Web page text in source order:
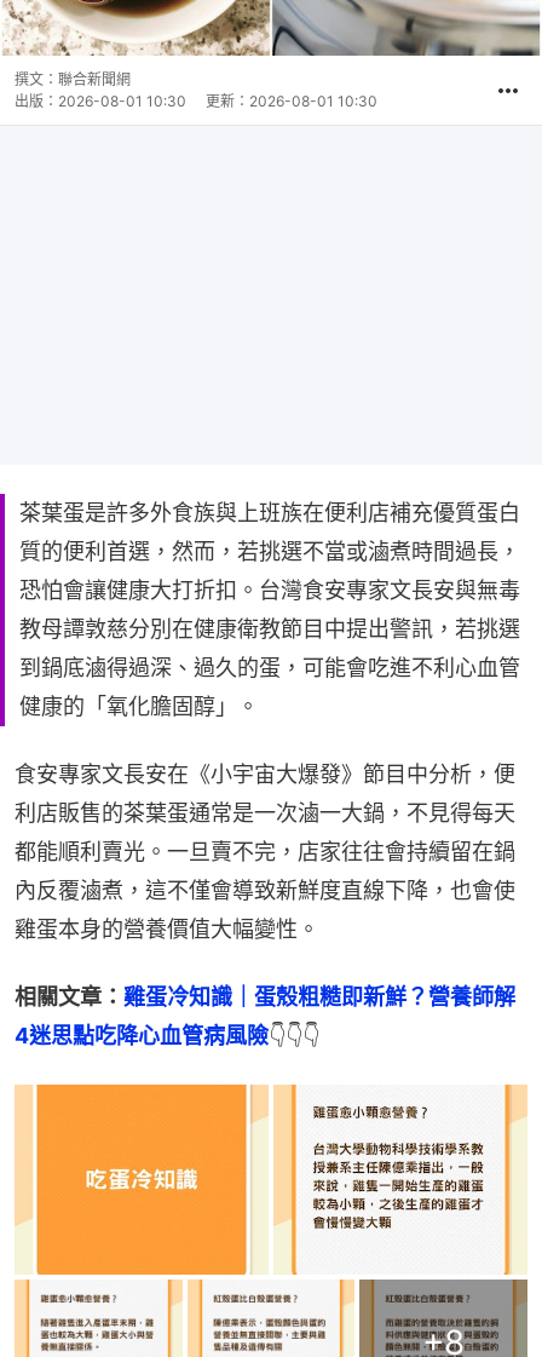
撰文： 聯合新聞網
出版： 2026-08-01 10:30 更新： 2026-08-01 10:30
茶葉蛋是許多外食族與上班族在便利店補充優質蛋白
質的便利首選，然而，若挑選不當或滷煮時間過長，
恐怕會讓健康大打折扣。台灣食安專家文長安與無毒
教母譚敦慈分別在健康衛教節目中提出警訊，若挑選
到鍋底滷得過深、過久的蛋，可能會吃進不利心血管
健康的「氧化膽固醇」。
食安專家文長安在《小宇宙大爆發》節目中分析，便
利店販售的茶葉蛋通常是一次滷一大鍋，不見得每天
都能順利賣光。一旦賣不完，店家往往會持續留在鍋
內反覆滷煮，這不僅會導致新鮮度直線下降，也會使
雞蛋本身的營養價值大幅變性。
相關文章： 雞蛋冷知識｜蛋殼粗糙即新鮮？營養師解
4迷思點吃降心血管病風險👇👇👇
+8